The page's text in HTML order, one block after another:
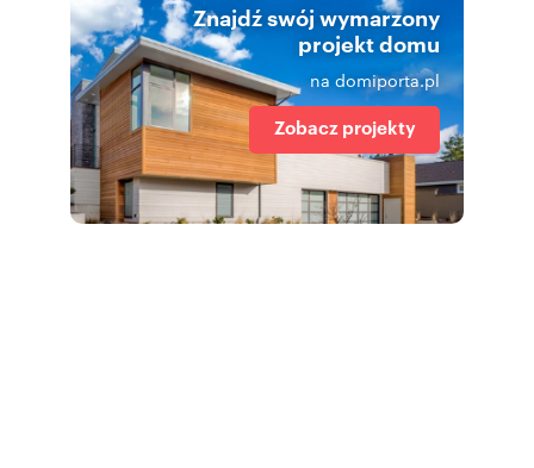
Znajdź swój wymarzony
projekt domu
na domiporta.pl
Zobacz projekty